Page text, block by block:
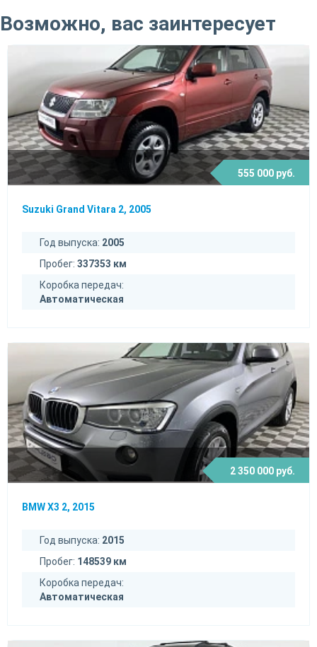
Возможно, вас заинтересует
555 000 руб.
Suzuki Grand Vitara 2, 2005
Год выпуска: 2005
Пробег: 337353 км
Коробка передач:
Автоматическая
2 350 000 руб.
BMW X3 2, 2015
Год выпуска: 2015
Пробег: 148539 км
Коробка передач:
Автоматическая